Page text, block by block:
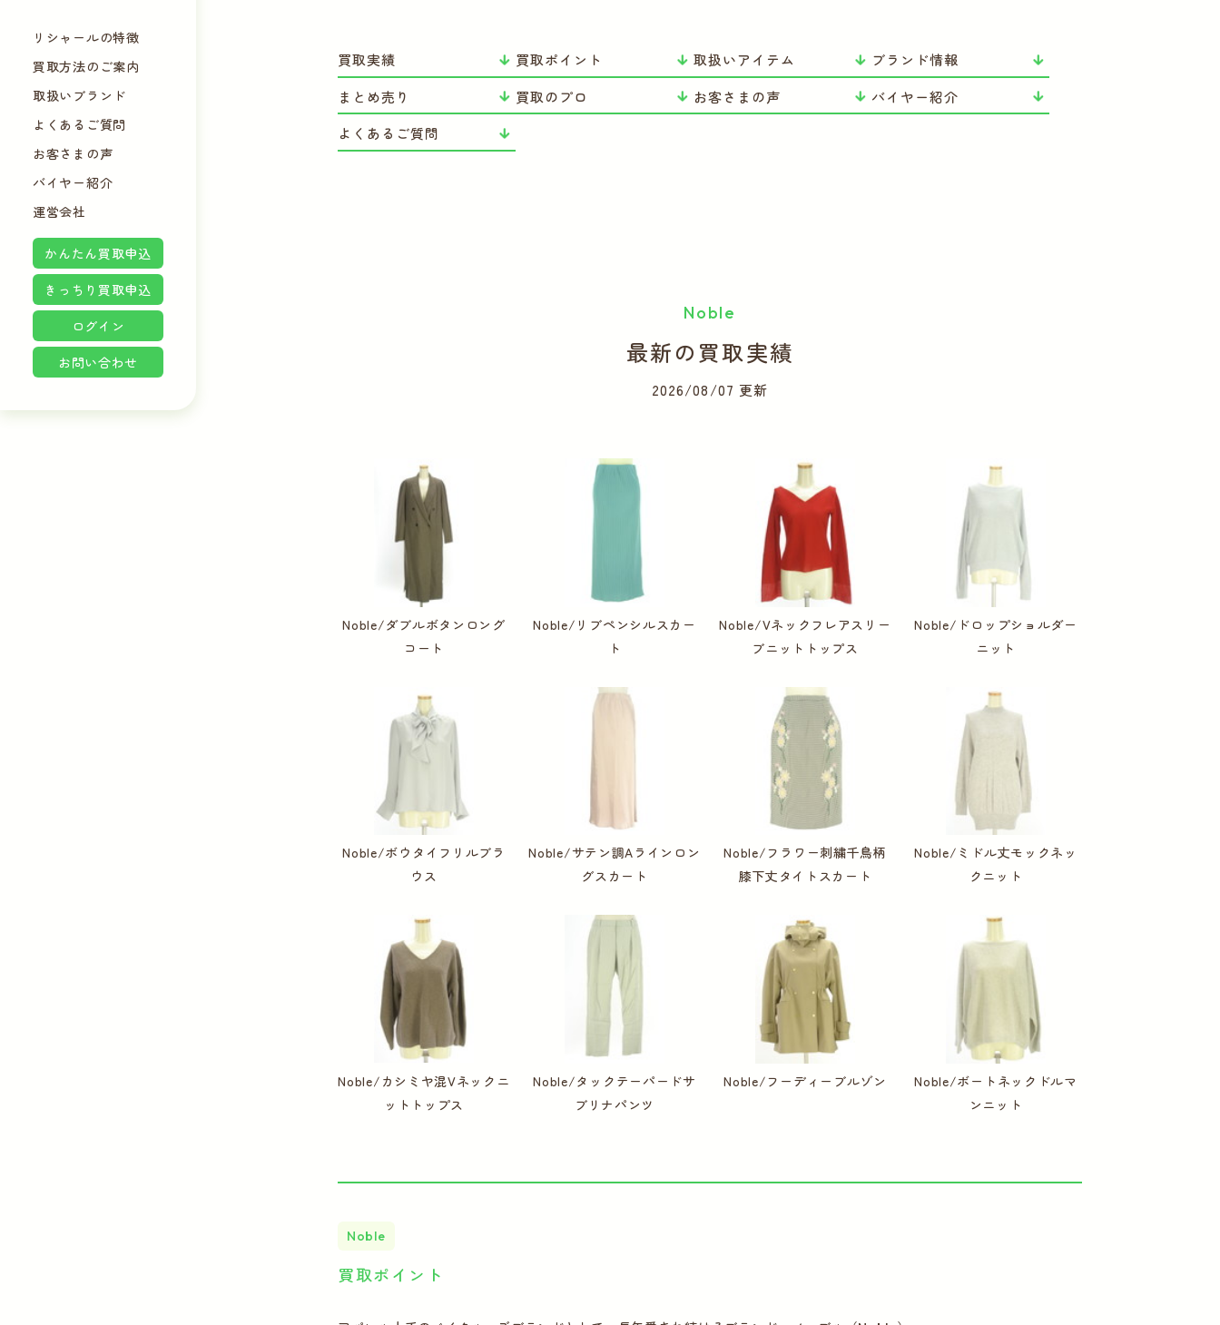
リシャールの特徴
買取方法のご案内
取扱いブランド
よくあるご質問
お客さまの声
バイヤー紹介
運営会社
かんたん買取申込
きっちり買取申込
ログイン
お問い合わせ
買取実績 買取ポイント 取扱いアイテム
ブランド情報
まとめ売り
買取のプロ お客さまの声
バイヤー紹介
よくあるご質問
Noble
最新の買取実績
2026/08/07 更新
Noble/ダブルボタンロング
コート
Noble/リブペンシルスカー
ト
Noble/Vネックフレアスリー
ブニットトップス
Noble/ドロップショルダー
ニット
Noble/ボウタイフリルブラ
ウス
Noble/サテン調Aラインロン
グスカート
Noble/フラワー刺繍千鳥柄
膝下丈タイトスカート
Noble/ミドル丈モックネッ
クニット
Noble/カシミヤ混Vネックニ
ットトップス
Noble/タックテーパードサ
ブリナパンツ
Noble/フーディーブルゾン
Noble/ボートネックドルマ
ンニット
Noble
買取ポイント